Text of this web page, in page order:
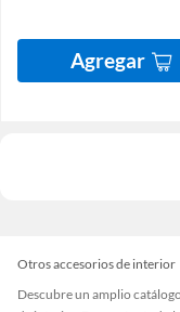
Agregar
Otros accesorios de interior
Descubre un amplio